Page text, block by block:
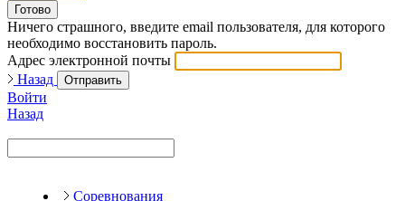
Готово
Ничего страшного, введите email пользователя, для которого
необходимо восстановить пароль.
Адрес электронной почты
Назад
Отправить
Войти
Назад
Соревнования